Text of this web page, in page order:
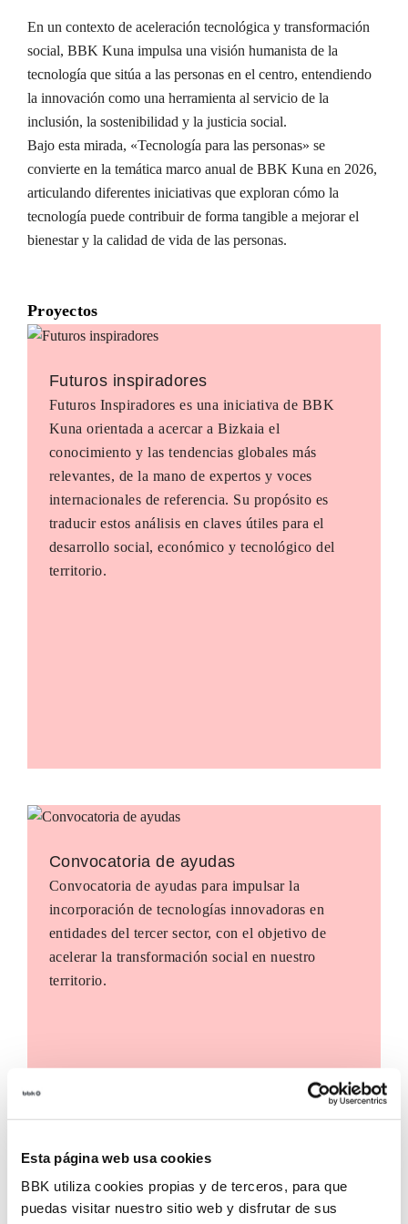
Esta página web usa cookies
BBK utiliza cookies propias y de terceros, para que
puedas visitar nuestro sitio web y disfrutar de sus
En un contexto de aceleración tecnológica y transformación
social, BBK Kuna impulsa una visión humanista de la
tecnología que sitúa a las personas en el centro, entendiendo
la innovación como una herramienta al servicio de la
inclusión, la sostenibilidad y la justicia social.
Bajo esta mirada, «Tecnología para las personas» se
convierte en la temática marco anual de BBK Kuna en 2026,
articulando diferentes iniciativas que exploran cómo la
tecnología puede contribuir de forma tangible a mejorar el
bienestar y la calidad de vida de las personas.
Proyectos
Futuros inspiradores
Futuros Inspiradores es una iniciativa de BBK
Kuna orientada a acercar a Bizkaia el
conocimiento y las tendencias globales más
relevantes, de la mano de expertos y voces
internacionales de referencia. Su propósito es
traducir estos análisis en claves útiles para el
desarrollo social, económico y tecnológico del
territorio.
Convocatoria de ayudas
Convocatoria de ayudas para impulsar la
incorporación de tecnologías innovadoras en
entidades del tercer sector, con el objetivo de
acelerar la transformación social en nuestro
territorio.